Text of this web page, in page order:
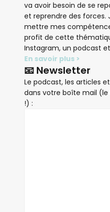
va avoir besoin de se
et reprendre des forces.
mettre mes
profit de cette
Instagram, un podcast
En savoir plus >
📧 Newsletter
Le podcast, les articles
dans votre boîte mail
!) :